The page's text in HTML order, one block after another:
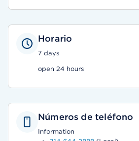
Horario
7 days
open 24 hours
Números de teléfono
Information